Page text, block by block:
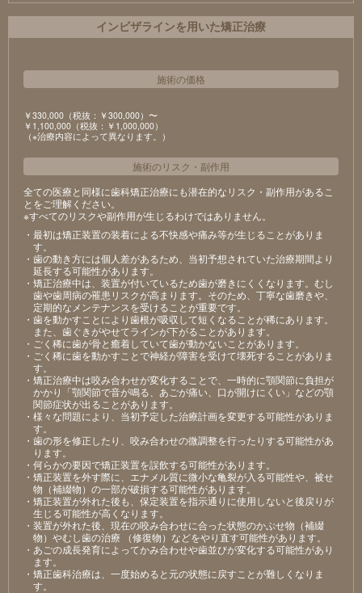
インビザラインを用いた矯正治療
施術の価格
￥330,000（税抜：￥300,000）〜
￥1,100,000（税抜：￥1,000,000）
（※治療内容によって異なります。）
施術のリスク ・ 副作用
全ての医療と同様に歯科矯正治療にも潜在的なリスク・副作用があるこ
とをご理解ください。
※すべてのリスクや副作用が生じるわけではありません。
・最初は矯正装置の装着による不快感や痛み等が生じることがありま
す。
・歯の動き方には個人差があるため、当初予想されていた治療期間より
延長する可能性があります。
・矯正治療中は、装置が付いているため歯が磨きにくくなります。むし
歯や歯周病の罹患リスクが高まります。そのため、丁寧な歯磨きや、
定期的なメンテナンスを受けることが重要です。
・歯を動かすことにより歯根が吸収して短くなることが稀にあります。
また、歯ぐきがやせてラインが下がることがあります。
・ごく稀に歯が骨と癒着していて歯が動かないことがあります。
・ごく稀に歯を動かすことで神経が障害を受けて壊死することがありま
す。
・矯正治療中は咬み合わせが変化することで、一時的に顎関節に負担が
かかり「顎関節で音が鳴る、あごが痛い、口が開けにくい」などの顎
関節症状が出ることがあります。
・様々な問題により、当初予定した治療計画を変更する可能性がありま
す。
・歯の形を修正したり、咬み合わせの微調整を行ったりする可能性があ
ります。
・何らかの要因で矯正装置を誤飲する可能性があります。
・矯正装置を外す際に、エナメル質に微小な亀裂が入る可能性や、被せ
物（補綴物）の一部が破損する可能性があります。
・矯正装置が外れた後も、保定装置を指示通りに使用しないと後戻りが
生じる可能性が高くなります。
・装置が外れた後、現在の咬み合わせに合った状態のかぶせ物（補綴
物）やむし歯の治療 （修復物）などをやり直す可能性があります。
・あごの成長発育によってかみ合わせや歯並びが変化する可能性があり
ます。
・矯正歯科治療は、一度始めると元の状態に戻すことが難しくなりま
す。